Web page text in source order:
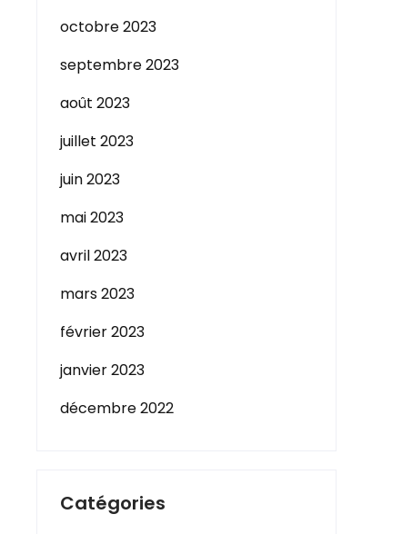
octobre 2023
septembre 2023
août 2023
juillet 2023
juin 2023
mai 2023
avril 2023
mars 2023
février 2023
janvier 2023
décembre 2022
Catégories